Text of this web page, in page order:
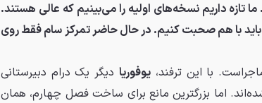
تازه داریم نسخه‌های اولیه را می‌بینیم که عالی هستند.
باید با هم صحبت کنیم. در حال حاضر تمرکز سام فقط روی
با این ترفند، یوفوریا دیگر یک درام دبیرستانی
اما بزرگترین مانع برای ساخت فصل چهارم، همان